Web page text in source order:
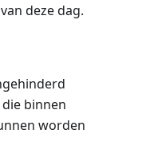
deze dag.
binnen
worden